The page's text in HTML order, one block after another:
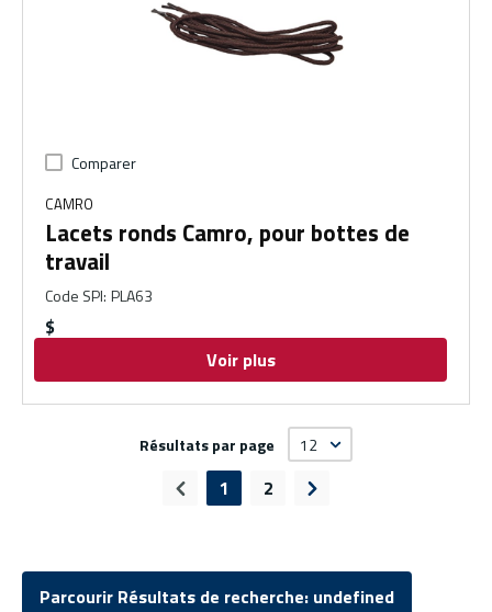
Comparer
CAMRO
Lacets ronds Camro, pour bottes de
travail
Code SPI: PLA63
$
Voir plus
Résultats par page
Page précédente
1 2 Page suivante
Parcourir Résultats de recherche: undefined